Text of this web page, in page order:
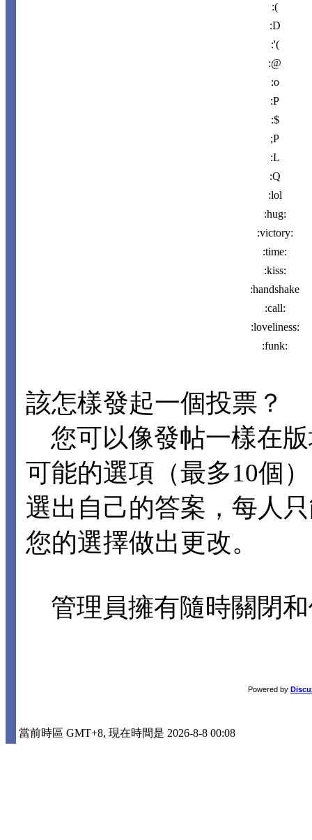
:(
:D
:'(
:@
:o
:P
:$
;P
:L
:Q
:lol
:hug:
:victory:
:time:
:kiss:
:handshake
:call:
:loveliness:
:funk:
該怎樣發起一個投票？
您可以像發帖一樣在
可能的選項（最多10個
選出自己的答案，每人
您的選擇做出更改。
管理員擁有隨時關閉
Powered by
當前時區 GMT+8, 現在時間是 2026-8-8 00:08